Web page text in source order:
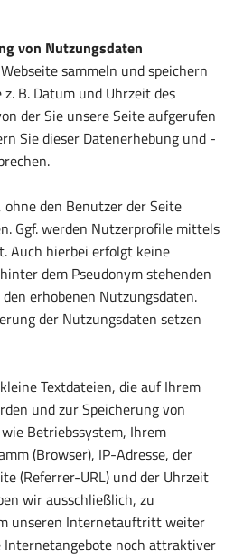
von Nutzungsdaten
sammeln und speichern
B. Datum und Uhrzeit des
der Sie unsere Seite aufgerufen
Sie dieser Datenerhebung und -
den Benutzer der Seite
Ggf. werden Nutzerprofile mittels
Auch hierbei erfolgt keine
dem Pseudonym stehenden
erhobenen Nutzungsdaten.
der Nutzungsdaten setzen
Textdateien, die auf Ihrem
und zur Speicherung von
Betriebssystem, Ihrem
(Browser), IP-Adresse, der
(Referrer-URL) und der Uhrzeit
wir ausschließlich, zu
unseren Internetauftritt weiter
noch attraktiver